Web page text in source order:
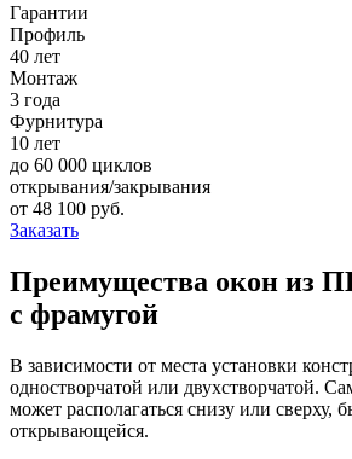
Гарантии
Профиль
40 лет
Монтаж
3 года
Фурнитура
10 лет
до 60 000 циклов
открывания/закрывания
от 48 100 pуб.
Заказать
Преимущества окон из
с фрамугой
В зависимости от места установки
одностворчатой или двухстворчатой.
может располагаться снизу или сверху,
открывающейся.